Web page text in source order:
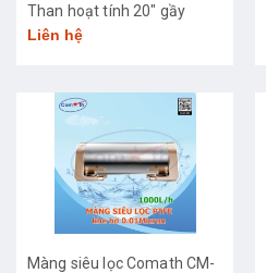
Than hoạt tính 20" gầy
Liên hệ
Màng siêu lọc Comath CM-